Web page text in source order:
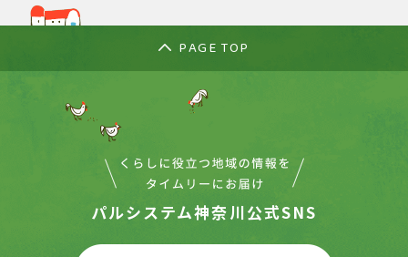
PAGE TOP
パルシステム神奈川公式SNS